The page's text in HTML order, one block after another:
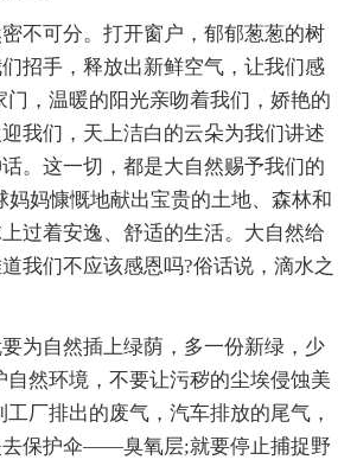
可分。打开窗户，郁郁葱葱的树
招手，释放出新鲜空气，让我们感
门，温暖的阳光亲吻着我们，娇艳的
我们，天上洁白的云朵为我们讲述
。这一切，都是大自然赐予我们的
妈妈慷慨地献出宝贵的土地、森林和
过着安逸、舒适的生活。大自然给
我们不应该感恩吗?俗话说，滴水之
自然插上绿荫，多一份新绿，少
自然环境，不要让污秽的尘埃侵蚀美
厂排出的废气，汽车排放的尾气，
去保护伞——臭氧层;就要停止捕捉野